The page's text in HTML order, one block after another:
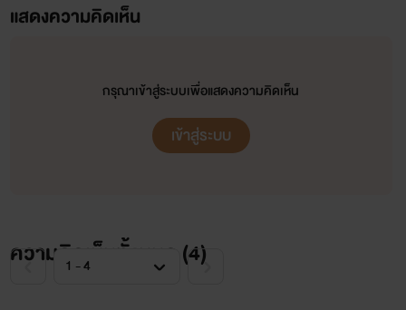
ม่านฟ้า น่ารัก แรด ร่าน ขี้ยั่ว ขี้อ่อย เด็ด ชำนาญเรื่องเซ็กส์
"อึกก อ๊าาา แรงอีก ฟ้า อ่าา จะตะ แตกแล้ว อื้ออ"
แสดงความคิดเห็น
กรุณาเข้าสู่ระบบเพื่อแสดงความคิดเห็น
เข้าสู่ระบบ
ความคิดเห็นทั้งหมด (4)